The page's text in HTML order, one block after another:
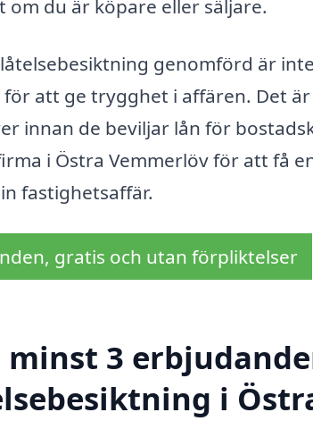
om du är köpare eller säljare.
genomförd är
att ge trygghet i affären. Det
innan de beviljar lån för
i Östra Vemmerlöv för att få
fastighetsaffär.
gratis och utan förpliktelser
minst 3
i